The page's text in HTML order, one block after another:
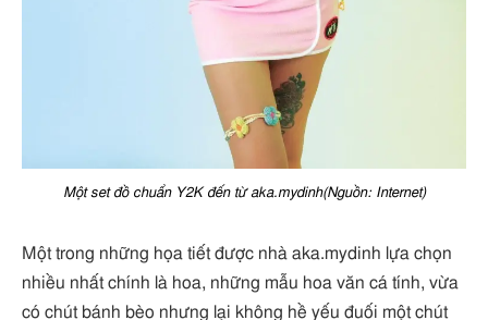
Một set đồ chuẩn Y2K đến từ aka.mydinh(Nguồn: Internet)
Một trong những họa tiết được nhà aka.mydinh lựa chọn
nhiều nhất chính là hoa, những mẫu hoa văn cá tính, vừa
có chút bánh bèo nhưng lại không hề yếu đuối một chút